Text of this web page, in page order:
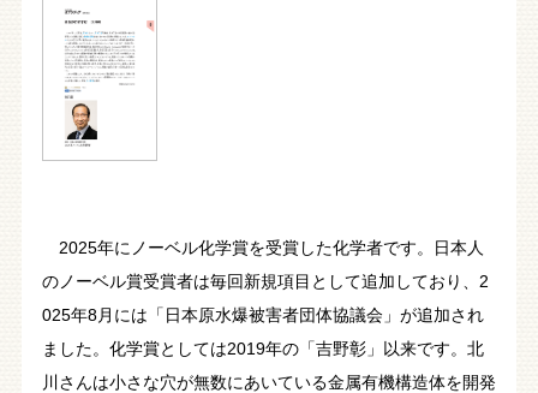
2025年にノーベル化学賞を受賞した化学者です。日本人
のノーベル賞受賞者は毎回新規項目として追加しており、2
025年8月には「日本原水爆被害者団体協議会」が追加され
ました。化学賞としては2019年の「吉野彰」以来です。北
川さんは小さな穴が無数にあいている金属有機構造体を開発